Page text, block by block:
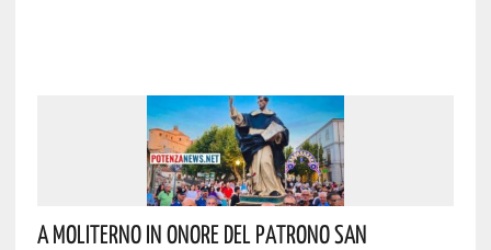
A Moliterno In Onore Del Patrono San